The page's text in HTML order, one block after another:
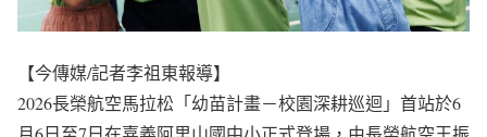
【今傳媒/記者李祖東報導】
2026長榮航空馬拉松「幼苗計畫－校園深耕巡迴」首站於6